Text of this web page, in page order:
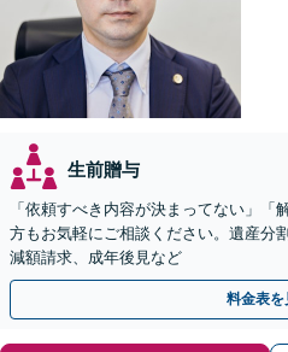
生前贈与
「依頼すべき内容が決まってない」「
方もお気軽にご相談ください。遺産分
減額請求、成年後見など
料金表を